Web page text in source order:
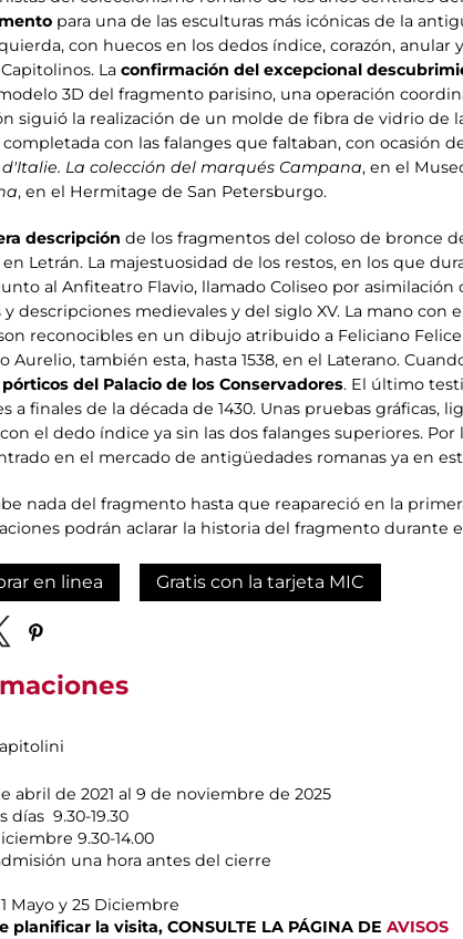
para una de las esculturas más icónicas de la
con huecos en los dedos índice, corazón,
La confirmación del excepcional
3D del fragmento parisino, una operación
siguió la realización de un molde de fibra de vidrio
con las falanges que faltaban, con ocasión
d'Italie. La colección del marqués Campana, en el
, en el Hermitage de San Petersburgo.
descripción de los fragmentos del coloso de bronce
Letrán. La majestuosidad de los restos, en los que
al Anfiteatro Flavio, llamado Coliseo por
y descripciones medievales y del siglo XV. La mano
reconocibles en un dibujo atribuido a Feliciano
Aurelio, también esta, hasta 1538, en el Laterano.
del Palacio de los Conservadores. El último
a finales de la década de 1430. Unas pruebas
el dedo índice ya sin las dos falanges superiores.
en el mercado de antigüedades romanas ya en
nada del fragmento hasta que reapareció en la
podrán aclarar la historia del fragmento durante
en linea Gratis con la tarjeta MIC
abril de 2021 al 9 de noviembre de 2025
días 9.30-19.30
9.30-14.00
una hora antes del cierre
Mayo y 25 Diciembre
planificar la visita, CONSULTE LA PÁGINA DE AVISOS